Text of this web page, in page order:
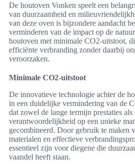
De houtoven Vonken speelt een
van duurzaamheid en
van deze oven is bijzondere aandacht
verminderen van de impact op de
houtoven met minimale CO2-uitstoot,
efficiënte verbranding zonder daarbij
veroorzaken.
Minimale CO2-uitstoot
De innovatieve technologie achter de
in een duidelijke vermindering van de
dat zowel de lange termijn prestaties als
verantwoordelijkheid op een unieke
gecombineerd. Door gebruik te maken
materialen en effectieve
essentieel zijn voor diegene die
vaandel heeft staan.